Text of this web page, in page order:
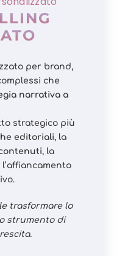
per brand,
che
narrativa a
strategico più
editoriali, la
, la
l’affiancamento
trasformare lo
strumento di